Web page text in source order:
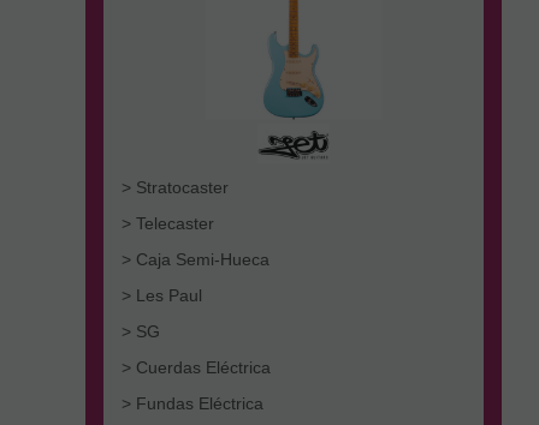
> Stratocaster
> Telecaster
> Caja Semi-Hueca
> Les Paul
> SG
> Cuerdas Eléctrica
> Fundas Eléctrica